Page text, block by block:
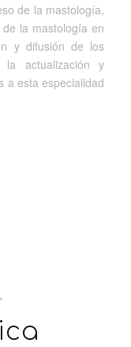
de la mastología,
la mastología en
y difusión de los
la actualización y
a esta especialidad